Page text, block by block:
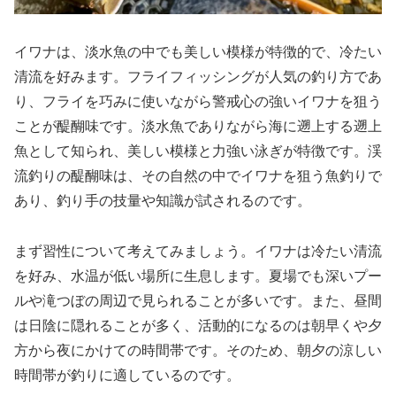
イワナは、淡水魚の中でも美しい模様が特徴的で、冷たい
清流を好みます。フライフィッシングが人気の釣り方であ
り、フライを巧みに使いながら警戒心の強いイワナを狙う
ことが醍醐味です。淡水魚でありながら海に遡上する遡上
魚として知られ、美しい模様と力強い泳ぎが特徴です。渓
流釣りの醍醐味は、その自然の中でイワナを狙う魚釣りで
あり、釣り手の技量や知識が試されるのです。
まず習性について考えてみましょう。イワナは冷たい清流
を好み、水温が低い場所に生息します。夏場でも深いプー
ルや滝つぼの周辺で見られることが多いです。また、昼間
は日陰に隠れることが多く、活動的になるのは朝早くや夕
方から夜にかけての時間帯です。そのため、朝夕の涼しい
時間帯が釣りに適しているのです。